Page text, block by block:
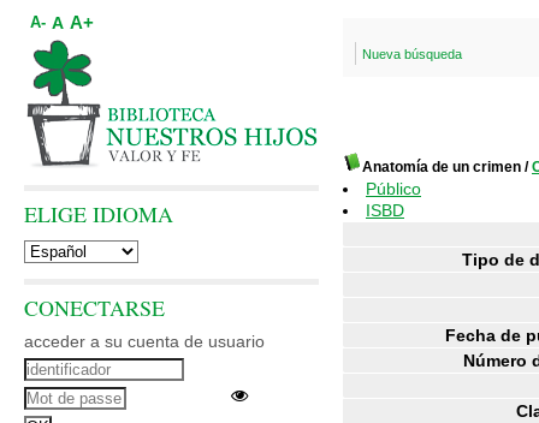
Nueva búsqueda
Anatomía de un crimen /
Público
ISBD
Tipo de
Fecha de
Número
A- A A+
ELIGE IDIOMA
CONECTARSE
acceder a su cuenta de usuario